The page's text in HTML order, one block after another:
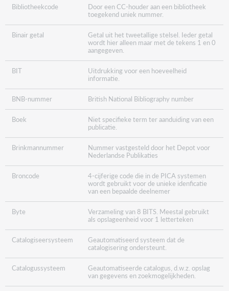
Bibliotheekcode
Door een CC-houder aan een bibliotheek
toegekend uniek nummer.
Binair getal
Getal uit het tweetallige stelsel. Ieder getal
wordt hier alleen maar met de tekens 1 en 0
aangegeven.
BIT
Uitdrukking voor een hoeveelheid
informatie.
BNB-nummer British National Bibliography number
Boek
Niet specifieke term ter aanduiding van een
publicatie.
Brinkmannummer
Nummer vastgesteld door het Depot voor
Nederlandse Publikaties
Broncode
4-cijferige code die in de PICA systemen
wordt gebruikt voor de unieke idenficatie
van een bepaalde deelnemer
Byte
Verzameling van 8 BITS. Meestal gebruikt
als opslageenheid voor 1 letterteken
Catalogiseersysteem
Geautomatiseerd systeem dat de
catalogisering ondersteunt.
Catalogussysteem
Geautomatiseerde catalogus, d.w.z. opslag
van gegevens en zoekmogelijkheden.